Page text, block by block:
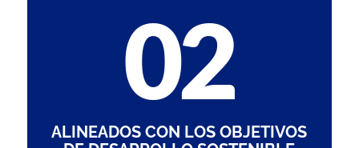
ALINEADOS CON LOS OBJETIVOS